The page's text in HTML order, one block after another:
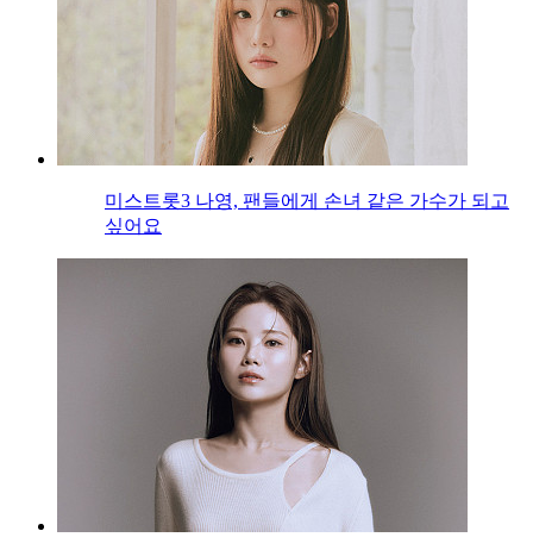
미스트롯3 나영, 팬들에게 손녀 같은 가수가 되고
싶어요